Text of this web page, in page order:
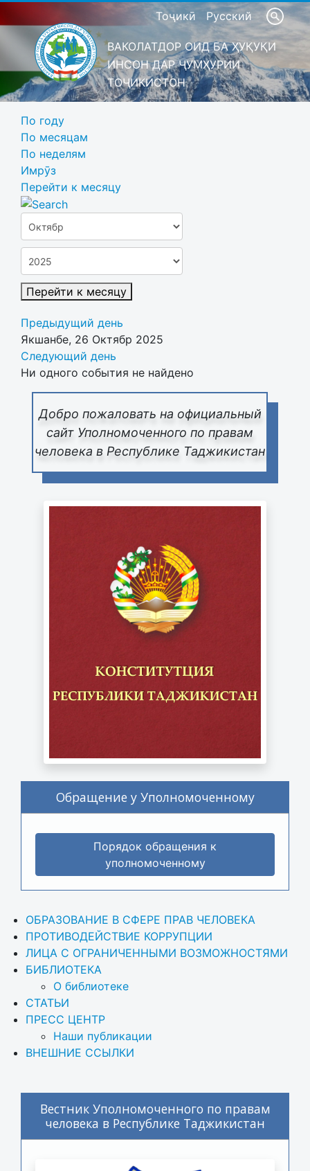
Тоҷикӣ Русский
ВАКОЛАТДОР ОИД БА ҲУҚУҚИ
ИНСОН ДАР ҶУМҲУРИИ
ТОҶИКИСТОН
Добро пожаловать на официальный
сайт Уполномоченного по правам
человека в Республике Таджикистан
Обращение у Уполномоченному
Порядок обращения к
уполномоченному
ОБРАЗОВАНИЕ В СФЕРЕ ПРАВ ЧЕЛОВЕКА
ПРОТИВОДЕЙСТВИЕ КОРРУПЦИИ
ЛИЦА С ОГРАНИЧЕННЫМИ ВОЗМОЖНОСТЯМИ
БИБЛИОТЕКА
О библиотеке
СТАТЬИ
ПРЕСС ЦЕНТР
Наши публикации
ВНЕШНИЕ ССЫЛКИ
Вестник Уполномоченного по правам
человека в Республике Таджикистан
По году
По месяцам
По неделям
Имрӯз
Перейти к месяцу
Перейти к месяцу
Предыдущий день
Якшанбе, 26 Октябр 2025
Следующий день
Ни одного события не найдено